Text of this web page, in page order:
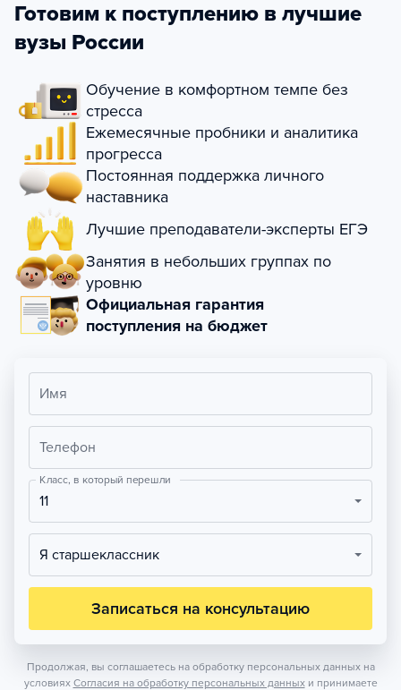
Готовим к поступлению в лучшие
вузы России
Обучение в комфортном темпе без
стресса
Ежемесячные пробники и аналитика
прогресса
Постоянная поддержка личного
наставника
Лучшие преподаватели-эксперты ЕГЭ
Занятия в небольших группах по
уровню
Официальная гарантия
поступления на бюджет
Имя
Телефон
Класс, в который перешли
11
Я старшеклассник
Записаться на консультацию
Продолжая, вы соглашаетесь на обработку персональных данных на
условиях Согласия на обработку персональных данных и принимаете